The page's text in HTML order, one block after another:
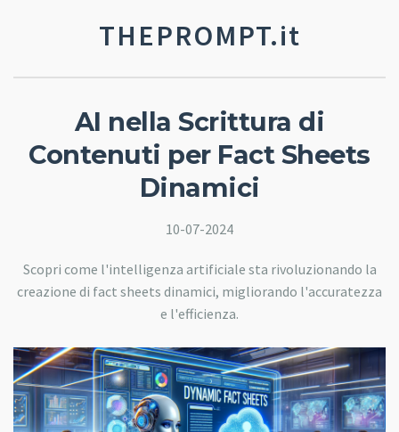
THEPROMPT.it
AI nella Scrittura di
Contenuti per Fact Sheets
Dinamici
10-07-2024
Scopri come l'intelligenza artificiale sta rivoluzionando la
creazione di fact sheets dinamici, migliorando l'accuratezza
e l'efficienza.